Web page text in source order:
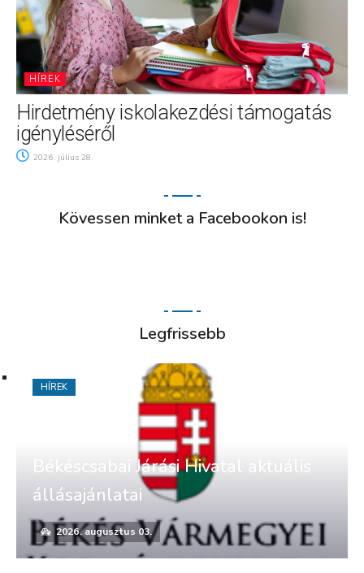
HÍREK
Hirdetmény iskolakezdési támogatás
igényléséről
2026. július 28.
Kövessen minket a Facebookon is!
Legfrissebb
Békéscsabai Járási Hivatal aktuális
állásajánlatai
2026. augusztus 03.
HÍREK